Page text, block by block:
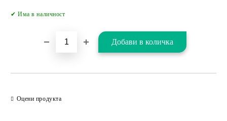
✔ Има в наличност
Оцени продукта